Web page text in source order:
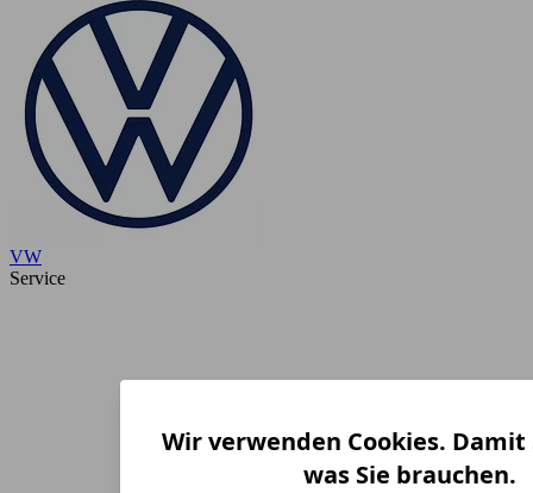
VW
Service
Wir verwenden Cookies.
was Sie brauchen.